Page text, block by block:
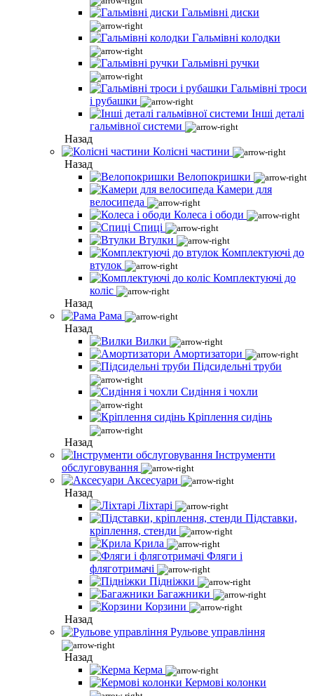
Гальмівні диски
Гальмівні колодки
Гальмівні ручки
Гальмівні троси
і рубашки
Інші деталі
гальмівної системи
Назад
Колісні частини
Назад
Велопокришки
Камери для
велосипеда
Колеса і ободи
Спиці
Втулки
Комплектуючі до
втулок
Комплектуючі до
коліс
Назад
Рама
Назад
Вилки
Амортизатори
Підсидельні труби
Сидіння і чохли
Кріплення сидінь
Назад
Інструменти
обслуговування
Аксесуари
Назад
Ліхтарі
Підставки,
кріплення, стенди
Крила
Фляги і
фляготримачі
Підніжки
Багажники
Корзини
Назад
Рульове управління
Назад
Керма
Кермові колонки